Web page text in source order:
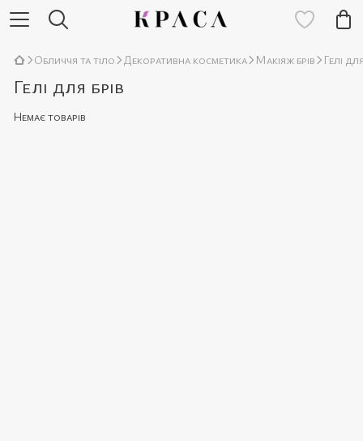
Обличчя та тіло Декоративна косметика Макіяж брів Гелі
Гелі для брів
Немає товарів